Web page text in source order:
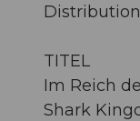
TITEL
Im Reich
Shark